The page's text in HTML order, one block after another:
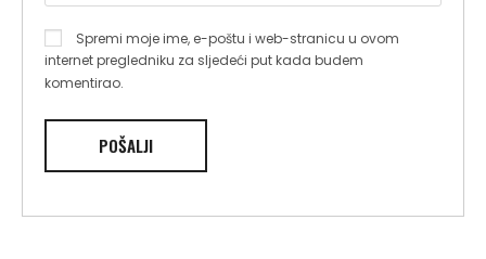
Spremi moje ime, e-poštu i web-stranicu u ovom
internet pregledniku za sljedeći put kada budem
komentirao.